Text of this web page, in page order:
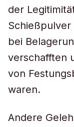
der
Schießpulver
bei
verschafften
von
waren.
Andere